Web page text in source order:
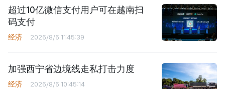
超过10亿微信支付用户可在越南扫
码支付
经济 2026/8/6 11:45:39
加强西宁省边境线走私打击力度
经济 2026/8/6 10:45:14